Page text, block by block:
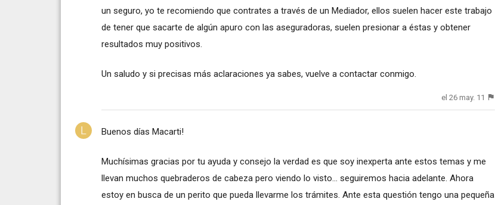
un seguro, yo te recomiendo que contrates a través de un Mediador, ellos suelen hacer este trabajo
de tener que sacarte de algún apuro con las aseguradoras, suelen presionar a éstas y obtener
resultados muy positivos.
Un saludo y si precisas más aclaraciones ya sabes, vuelve a contactar conmigo.
el 26 may. 11
Buenos días Macarti!
Muchísimas gracias por tu ayuda y consejo la verdad es que soy inexperta ante estos temas y me
llevan muchos quebraderos de cabeza pero viendo lo visto... seguiremos hacia adelante. Ahora
estoy en busca de un perito que pueda llevarme los trámites. Ante esta questión tengo una pequeña